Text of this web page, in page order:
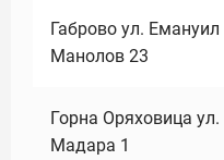
Габрово ул. Емануил
Манолов 23
Горна Оряховица ул.
Мадара 1